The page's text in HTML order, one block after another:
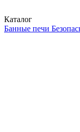
Каталог
Банные печи